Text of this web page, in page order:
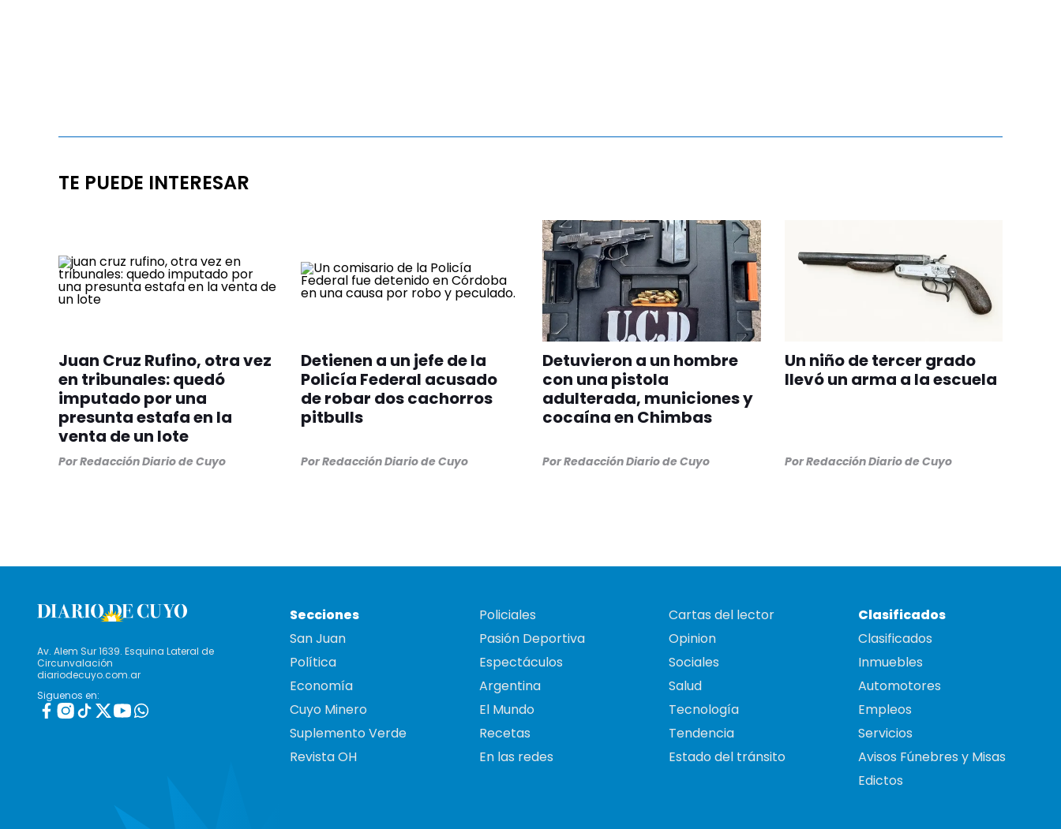
TE PUEDE INTERESAR
Juan Cruz Rufino, otra vez
en tribunales: quedó
imputado por una
presunta estafa en la
venta de un lote
PorRedacción Diario de Cuyo
Detienen a un jefe de la
Policía Federal acusado
de robar dos cachorros
pitbulls
PorRedacción Diario de Cuyo
Detuvieron a un hombre
con una pistola
adulterada, municiones y
cocaína en Chimbas
PorRedacción Diario de Cuyo
Un niño de tercer grado
llevó un arma a la escuela
PorRedacción Diario de Cuyo
Av. Alem Sur 1639. Esquina Lateral de
Circunvalación
diariodecuyo.com.ar
Siguenos en:
Secciones
San Juan
Política
Economía
Cuyo Minero
Suplemento Verde
Revista OH
Policiales
Pasión Deportiva
Espectáculos
Argentina
El Mundo
Recetas
En las redes
Cartas del lector
Opinion
Sociales
Salud
Tecnología
Tendencia
Estado del tránsito
Clasificados
Clasificados
Inmuebles
Automotores
Empleos
Servicios
Avisos Fúnebres y Misas
Edictos